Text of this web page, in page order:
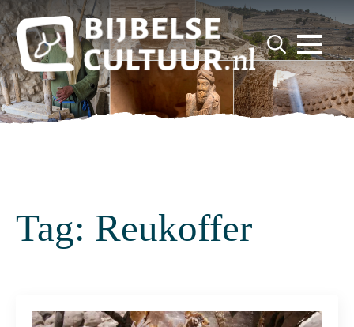
Search
for:
for:
Tag: Reukoffer